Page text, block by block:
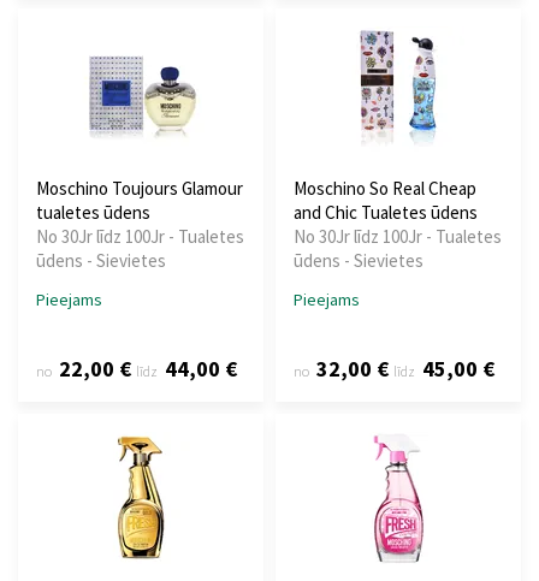
Moschino Toujours Glamour
tualetes ūdens
No 30Jr līdz 100Jr - Tualetes
ūdens - Sievietes
Pieejams
no 22,00 € līdz 44,00 €
Moschino So Real Cheap
and Chic Tualetes ūdens
No 30Jr līdz 100Jr - Tualetes
ūdens - Sievietes
Pieejams
no 32,00 € līdz 45,00 €